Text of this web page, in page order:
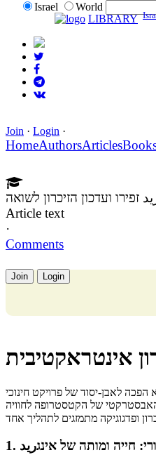
Israel
World
LIBRARY
Join · Login ·
HomeAuthorsArticles
זפירו ועדכון הזיכרון לשואה
Article text
·
Comments
Join Login
אינטראקטיבית
השואה. היא הפכה לאבן-יסוד של פרויקט חינוכי
האבסטרקטי של הקטסטרופה לחוויה
חייה ומותה של אינגريد